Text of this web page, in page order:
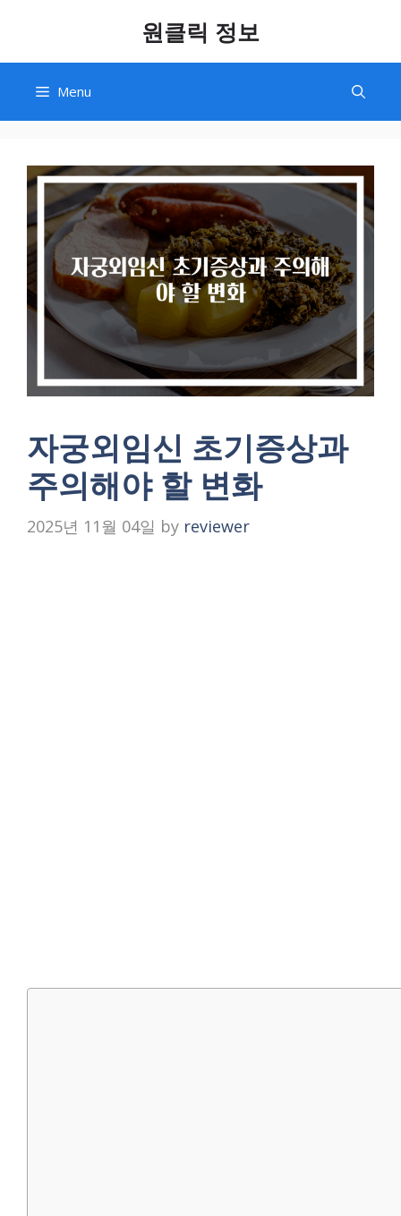
content
원클릭 정보
Menu
자궁외임신 초기증상과
주의해야 할 변화
2025년 11월 04일 by reviewer